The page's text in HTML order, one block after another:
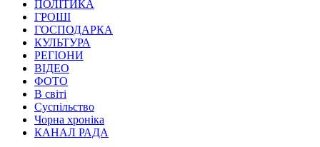
ПОЛІТИКА
ГРОШІ
ГОСПОДАРКА
КУЛЬТУРА
РЕГІОНИ
ВІДЕО
ФОТО
В світі
Суспільство
Чорна хроніка
КАНАЛ РАДА